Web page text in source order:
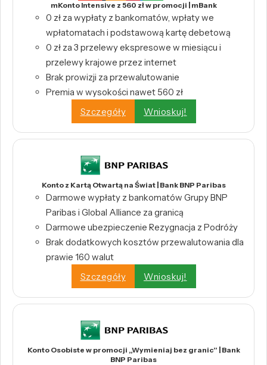
mKonto Intensive z 560 zł w promocji | mBank
0 zł za wypłaty z bankomatów, wpłaty we
wpłatomatach i podstawową kartę debetową
0 zł za 3 przelewy ekspresowe w miesiącu i
przelewy krajowe przez internet
Brak prowizji za przewalutowanie
Premia w wysokości nawet 560 zł
Szczegóły
Wnioskuj!
Konto z Kartą Otwartą na Świat | Bank BNP Paribas
Darmowe wypłaty z bankomatów Grupy BNP
Paribas i Global Alliance za granicą
Darmowe ubezpieczenie Rezygnacja z Podróży
Brak dodatkowych kosztów przewalutowania dla
prawie 160 walut
Szczegóły
Wnioskuj!
Konto Osobiste w promocji „Wymieniaj bez granic” | Bank
BNP Paribas